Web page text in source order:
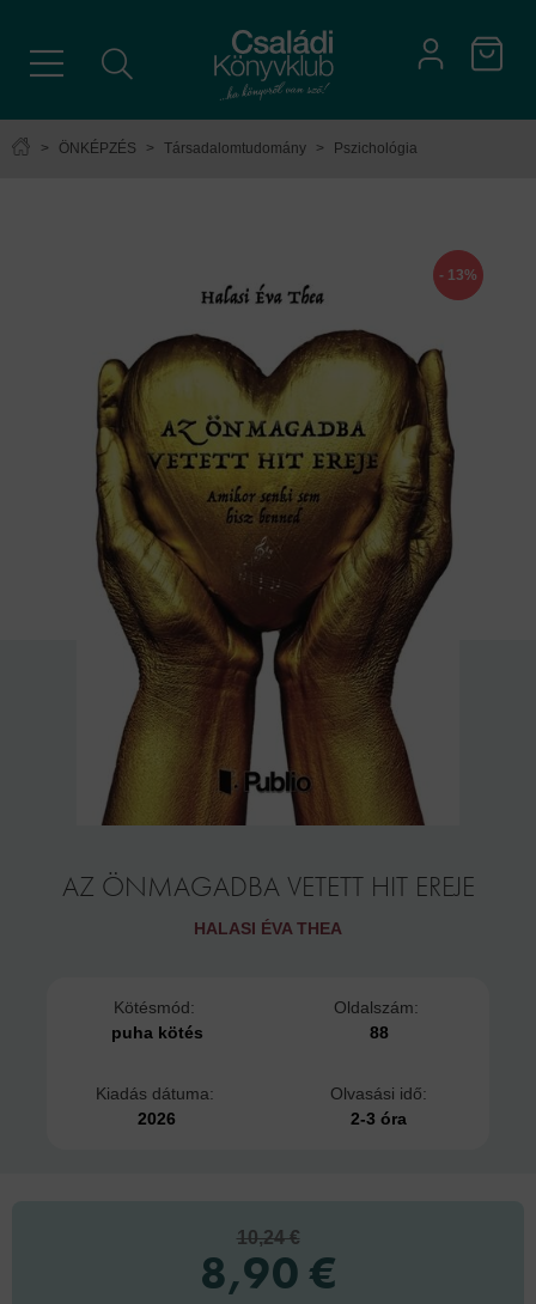
> ÖNKÉPZÉS > Társadalomtudomány > Pszichológia
- 13%
AZ ÖNMAGADBA VETETT HIT EREJE
HALASI ÉVA THEA
Kötésmód:
puha kötés
Oldalszám:
88
Kiadás dátuma:
2026
Olvasási idő:
2-3 óra
10,24 €
8,90 €